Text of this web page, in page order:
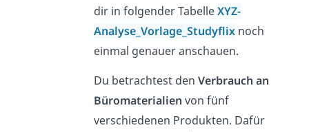
dir in folgender TabelleXYZ-
Analyse_Vorlage_Studyflix noch
einmal genauer anschauen.
Du betrachtest denVerbrauch an
Büromaterialien von fünf
verschiedenen Produkten. Dafür